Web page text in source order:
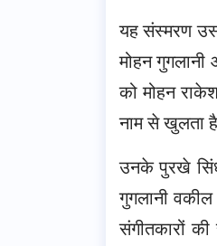
यह संस्मरण
मोहन
को मोहन
नाम से खुलता
उनके पुरखे
गुगलानी
संगीतकारों